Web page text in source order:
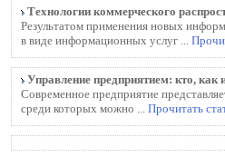
Технологии коммерческого
Результатом применения новых
в виде информационных услуг ...
Управление предприятием: кто, как
Современное предприятие
среди которых можно ... Прочитать